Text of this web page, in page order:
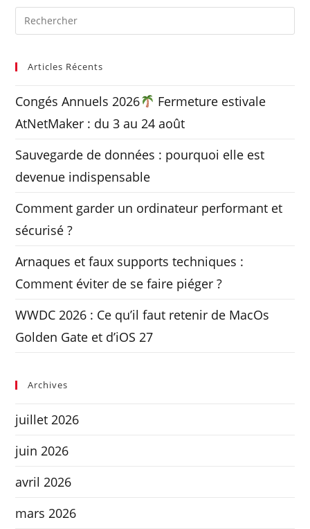
Articles Récents
Congés Annuels 2026
Fermeture estivale
AtNetMaker : du 3 au 24 août
Sauvegarde de données : pourquoi elle est
devenue indispensable
Comment garder un ordinateur performant et
sécurisé ?
Arnaques et faux supports techniques :
Comment éviter de se faire piéger ?
WWDC 2026 : Ce qu’il faut retenir de MacOs
Golden Gate et d’iOS 27
Archives
juillet 2026
juin 2026
avril 2026
mars 2026